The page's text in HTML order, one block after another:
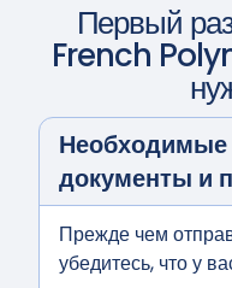
Первый
French
документы и
Прежде чем
убедитесь, что у